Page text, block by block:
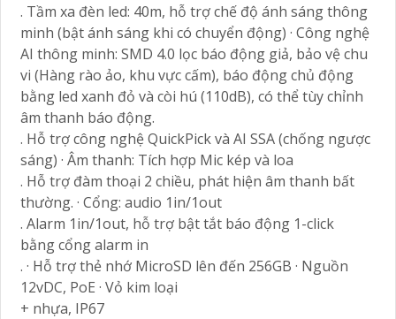
. Tầm xa đèn led: 40m, hỗ trợ chế độ ánh sáng thông
minh (bật ánh sáng khi có chuyển động) · Công nghệ
AI thông minh: SMD 4.0 lọc báo động giả, bảo vệ chu
vi (Hàng rào ảo, khu vực cấm), báo động chủ động
bằng led xanh đỏ và còi hú (110dB), có thể tùy chỉnh
âm thanh báo động.
. Hỗ trợ công nghệ QuickPick và AI SSA (chống ngược
sáng) · Âm thanh: Tích hợp Mic kép và loa
. Hỗ trợ đàm thoại 2 chiều, phát hiện âm thanh bất
thường. · Cổng: audio 1in/1out
. Alarm 1in/1out, hỗ trợ bật tắt báo động 1-click
bằng cổng alarm in
. · Hỗ trợ thẻ nhớ MicroSD lên đến 256GB · Nguồn
12vDC, PoE · Vỏ kim loại
+ nhựa, IP67